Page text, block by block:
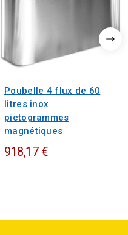
Poubelle 4 flux de 60
litres inox
pictogrammes
magnétiques
918,17 €